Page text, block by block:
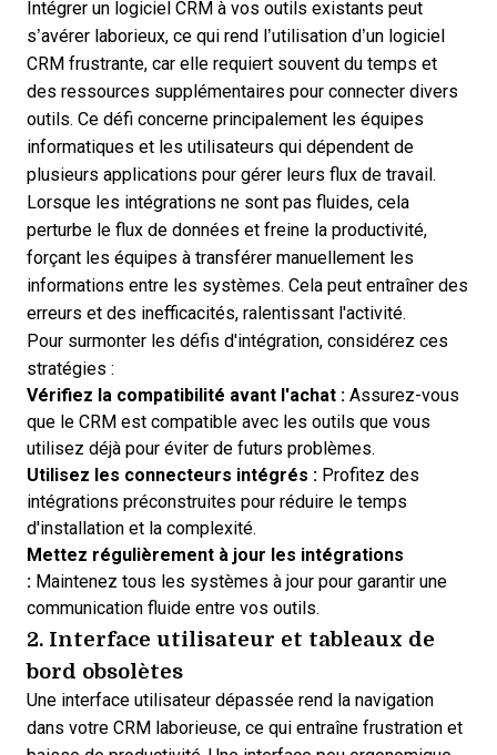
Intégrer un logiciel CRM à vos outils existants peut
s’avérer laborieux, ce qui rend
l’utilisation d’un logiciel
CRM frustrante, car elle requiert souvent du temps et
des ressources supplémentaires pour connecter divers
outils. Ce défi concerne principalement les équipes
informatiques et les utilisateurs qui dépendent de
plusieurs applications pour gérer leurs flux de travail.
Lorsque les intégrations ne sont pas fluides, cela
perturbe le flux de données et freine la productivité,
forçant les équipes à transférer manuellement les
informations entre les systèmes. Cela peut entraîner des
erreurs et des inefficacités, ralentissant l'activité.
Pour surmonter les défis d'intégration, considérez ces
stratégies :
Vérifiez la compatibilité avant l'achat : Assurez-vous
que le CRM est compatible avec les outils que vous
utilisez déjà pour éviter de futurs problèmes.
Utilisez les connecteurs intégrés : Profitez des
intégrations préconstruites pour réduire le temps
d'installation et la complexité.
Mettez régulièrement à jour les intégrations
: Maintenez tous les systèmes à jour pour garantir une
communication fluide entre vos outils.
2. Interface utilisateur et tableaux de
bord obsolètes
Une interface utilisateur dépassée rend la navigation
dans votre CRM laborieuse, ce qui entraîne frustration et